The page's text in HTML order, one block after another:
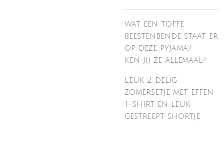
wat een toffe
beestenbende staat er
op deze pyjama?
Ken jij ze allemaal?
Leuk 2 delig
zomersetje met effen
T-shirt en leuk
gestreept shortje